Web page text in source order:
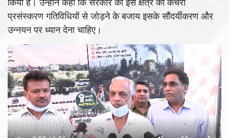
प्रसंस्करण गतिविधियों से जोड़ने के बजाय इसके सौंदर्यीकरण और
उन्नयन पर ध्यान देना चाहिए।